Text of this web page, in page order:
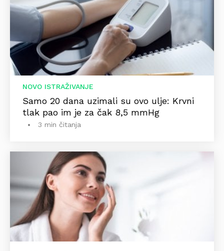
NOVO ISTRAŽIVANJE
Samo 20 dana uzimali su ovo ulje: Krvni
tlak pao im je za čak 8,5 mmHg
3 min čitanja